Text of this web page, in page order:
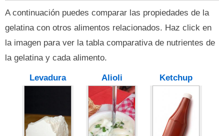
A continuación puedes comparar las propiedades de la
gelatina con otros alimentos relacionados. Haz click en
la imagen para ver la tabla comparativa de nutrientes de
la gelatina y cada alimento.
Levadura Alioli Ketchup